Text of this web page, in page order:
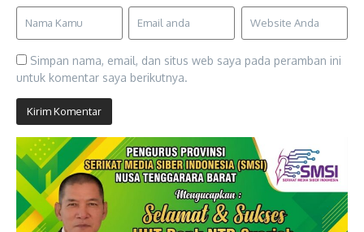
Simpan nama, email, dan situs web saya pada peramban ini
untuk komentar saya berikutnya.